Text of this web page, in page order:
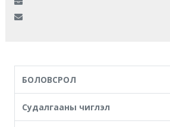
БОЛОВСРОЛ
Судалгааны чиглэл